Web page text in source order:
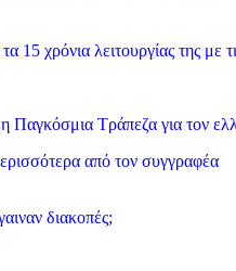
15 χρόνια λειτουργίας της με
Παγκόσμια Τράπεζα για τον
από τον συγγραφέα
διακοπές;